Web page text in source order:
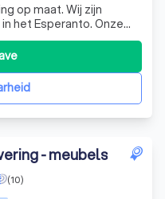
op maat. Wij zijn
het Esperanto. Onze
u laten genieten van de
familie, de
met een
reage
- meubels
(10)